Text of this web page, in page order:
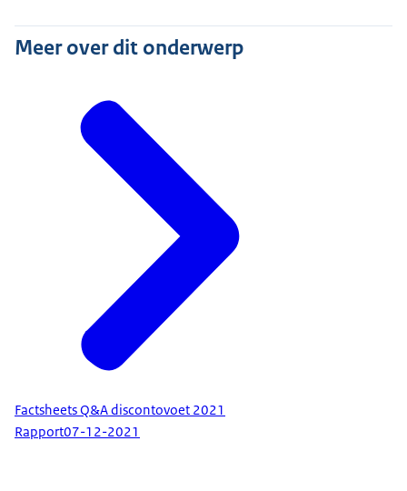
Meer over dit onderwerp
Factsheets Q&A discontovoet 2021
Rapport07-12-2021